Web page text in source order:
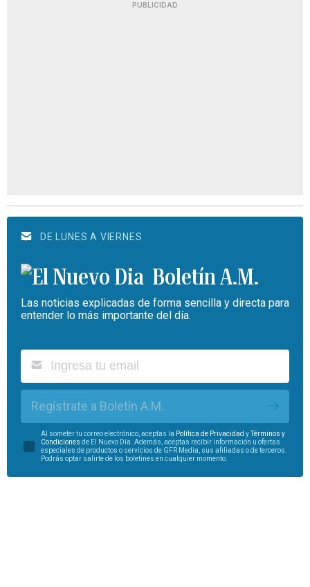
PUBLICIDAD
DE LUNES A VIERNES
Boletín A.M.
Las noticias explicadas de forma sencilla y directa para
entender lo más importante del día.
Regístrate a Boletín A.M.
Al someter tu correo electrónico, aceptas la Política de Privacidad yTérminos y
Condiciones de El Nuevo Día. Además, aceptas recibir información u ofertas
especiales de productos o servicios de GFR Media, sus afiliadas o de terceros.
Podrás optar salirte de los boletines en cualquier momento.